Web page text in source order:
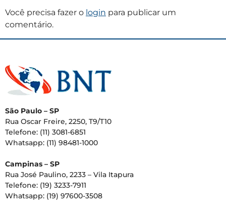
Você precisa fazer o login para publicar um
comentário.
São Paulo – SP
Rua Oscar Freire, 2250, T9/T10
Telefone: (11) 3081-6851
Whatsapp: (11) 98481-1000
Campinas – SP
Rua José Paulino, 2233 – Vila Itapura
Telefone: (19) 3233-7911
Whatsapp: (19) 97600-3508